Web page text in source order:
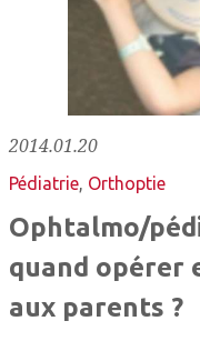
2014.01.20
Pédiatrie, Orthoptie
Ophtalmo/
quand opérer
aux parents ?